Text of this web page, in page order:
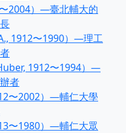
2004）—臺北輔大的
1912〜1990）—理工
1912〜1994）—
者
〜2002）—輔仁大學
〜1980）—輔仁大眾